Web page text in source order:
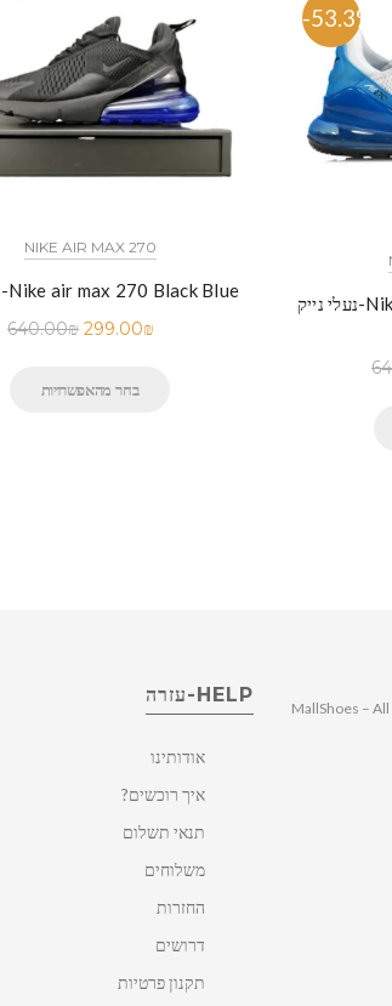
NIKE AIR MAX 270
נעלי נייק-Nike air max 270 Black Blue
640.00₪ 299.00₪
בחר מהאפשרויות
-53.3%
נעלי נייק-Nike Footwear Air Max 270 –
HELP-עזרה
אודותינו
איך רוכשים?
תנאי תשלום
משלוחים
החזרות
דרושים
תקנון פרטיות
© 2025